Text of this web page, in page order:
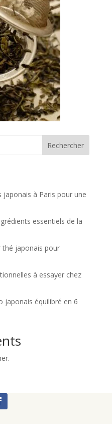
Rechercher
à Paris pour une
essentiels de la
thé japonais pour
à essayer chez
japonais équilibré en 6